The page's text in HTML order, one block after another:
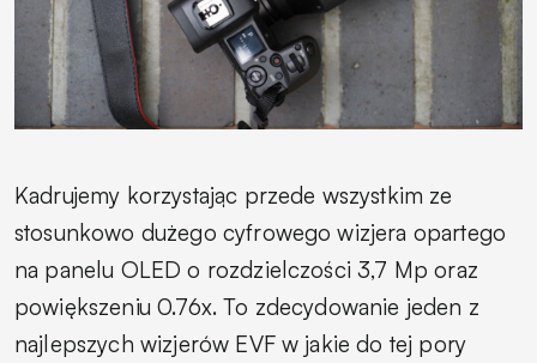
Kadrujemy korzystając przede wszystkim ze
stosunkowo dużego cyfrowego wizjera opartego
na panelu OLED o rozdzielczości 3,7 Mp oraz
powiększeniu 0.76x. To zdecydowanie jeden z
najlepszych wizjerów EVF w jakie do tej pory